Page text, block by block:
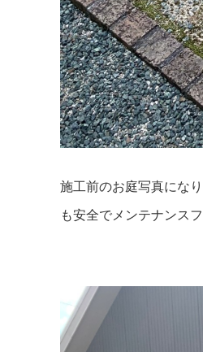
施工前のお庭写真にな
も安全でメンテナンス